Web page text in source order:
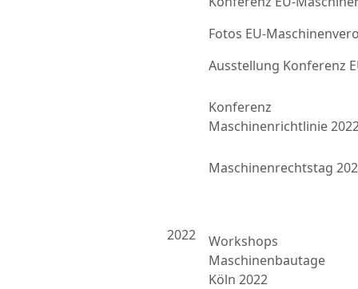
Fotos EU-
Ausstellung Konferenz
2022
Konferenz
Maschinenrichtlinie
Maschinenrechtstag
Workshops
Maschinenbautage
Köln 2022